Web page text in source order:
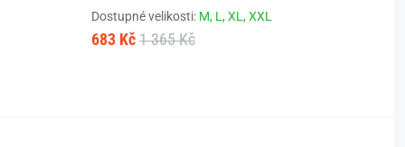
Dostupné velikosti: M, L,XL,XXL
683 Kč 1 365 Kč